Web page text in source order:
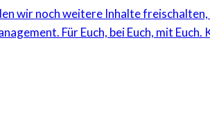
wir noch weitere Inhalte
Für Euch, bei Euch, mit Euch.